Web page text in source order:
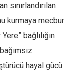
sınırlandırılan
kurmaya mecbur
bağlılığın
hayal gücü